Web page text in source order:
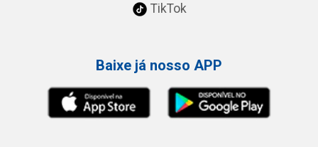
TikTok
Baixe já nosso APP